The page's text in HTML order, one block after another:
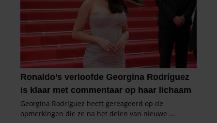
gaat akkoord met onze cookies als u onze website blijft